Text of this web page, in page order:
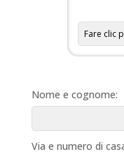
Nome e cognome:
Via e numero di